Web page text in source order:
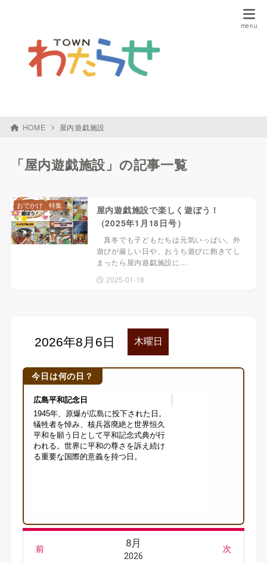
HOME 屋内遊戯施設
「屋内遊戯施設」の記事一覧
屋内遊戯施設で楽しく遊ぼう！
（2025年1月18日号）
真冬でも子どもたちは元気いっぱい。外
遊びが厳しい日や、おうち遊びに飽きてし
まったら屋内遊戯施設に…
2025-01-18
おでかけ 特集
今日は何の日？